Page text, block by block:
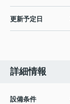
更新予定日
詳細情報
設備条件